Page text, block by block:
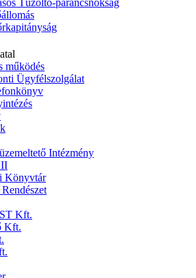
Tűzoltó-parancsnokság
működés
Ügyfélszolgálat
Intézmény
Könyvtár
Kft.
Kft.